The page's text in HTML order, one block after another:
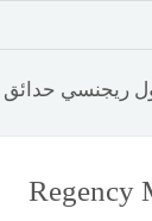
ريجنسي حدائق